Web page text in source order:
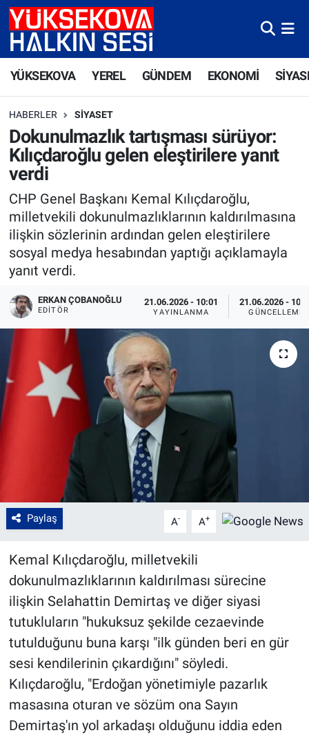
YÜKSEKOVA YEREL GÜNDEM EKONOMİ
HABERLER SIYASET
Dokunulmazlık tartışması sürüyor:
Kılıçdaroğlu gelen eleştirilere yanıt
verdi
CHP Genel Başkanı Kemal Kılıçdaroğlu,
milletvekili dokunulmazlıklarının kaldırılmasına
ilişkin sözlerinin ardından gelen eleştirilere
sosyal medya hesabından yaptığı açıklamayla
yanıt verdi.
ERKAN ÇOBANOĞLU
EDITÖR
21.06.2026 - 10:01
YAYINLANMA
21.06.2026 -
GÜNCELLEME
Paylaş A- A+
Kemal Kılıçdaroğlu, milletvekili
dokunulmazlıklarının kaldırılması sürecine
ilişkin Selahattin Demirtaş ve diğer siyasi
tutukluların "hukuksuz şekilde cezaevinde
tutulduğunu buna karşı "ilk günden beri en gür
sesi kendilerinin çıkardığını" söyledi.
Kılıçdaroğlu, "Erdoğan yönetimiyle pazarlık
masasına oturan ve sözüm ona Sayın
Demirtaş'ın yol arkadaşı olduğunu iddia eden
Yüksekova Nöbetçi Eczaneler
Yüksekova Trafik Yoğunluk Haritası
Süper Lig Puan Durumu ve Fikstür
Tüm Manşetler
Son Dakika Haberleri
Haber Arşivi